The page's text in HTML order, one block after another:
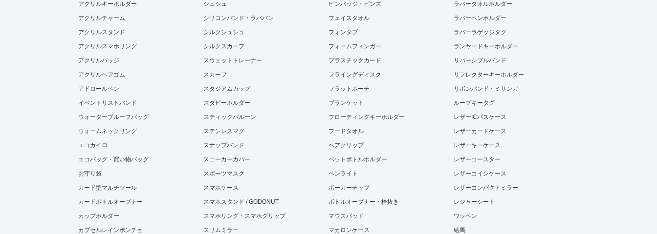
アクリルキーホルダー
アクリルチャーム
アクリルスタンド
アクリルスマホリング
アクリルバッジ
アクリルヘアゴム
アドロールペン
イベントリストバンド
ウォータープルーフバッグ
ウォームネックリング
エコカイロ
エコバッグ・買い物バッグ
お守り袋
カード型マルチツール
カードボトルオープナー
カップホルダー
カプセルレインポンチョ
シュシュ
シリコンバンド・ラババン
シルクシュシュ
シルクスカーフ
スウェットトレーナー
スカーフ
スタジアムカップ
スタビーホルダー
スティックバルーン
ステンレスマグ
スナップバンド
スニーカーカバー
スポーツマスク
スマホケース
スマホスタンド / GODONUT
スマホリング・スマホグリップ
スリムミラー
ピンバッジ・ピンズ
フェイスタオル
フォンタブ
フォームフィンガー
プラスチックカード
フライングディスク
フラットポーチ
ブランケット
フローティングキーホルダー
フードタオル
ヘアクリップ
ペットボトルホルダー
ペンライト
ポーカーチップ
ボトルオープナー・栓抜き
マウスパッド
マカロンケース
ラバータオルホルダー
ラバーペンホルダー
ラバーラゲッジタグ
ランヤードキーホルダー
リバーシブルバンド
リフレクターキーホルダー
リボンバンド・ミサンガ
ループキータグ
レザーICパスケース
レザーカードケース
レザーキーケース
レザーコースター
レザーコインケース
レザーコンパクトミラー
レジャーシート
ワッペン
絵馬